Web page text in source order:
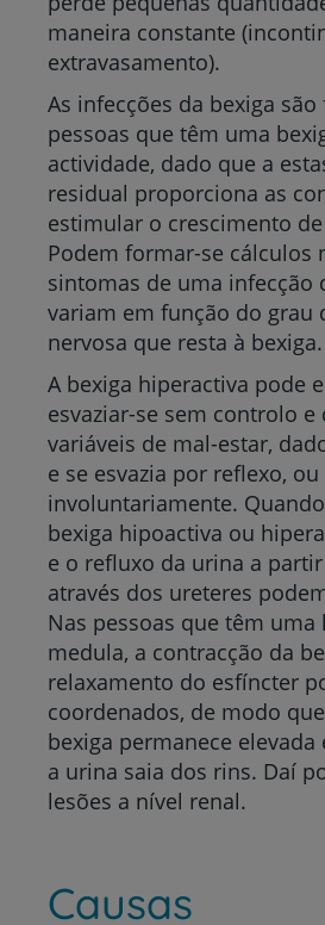
maneira constante
extravasamento).
As infecções da bexiga
pessoas que têm uma
actividade, dado que a
residual proporciona as
estimular o crescimento
Podem formar-se cálculos
sintomas de uma infecção
variam em função do grau
nervosa que resta à bexiga.
A bexiga hiperactiva pode
esvaziar-se sem controlo e
variáveis de mal-estar,
e se esvazia por reflexo, ou
involuntariamente.
bexiga hipoactiva ou
e o refluxo da urina a
através dos ureteres
Nas pessoas que têm uma
medula, a contracção da
relaxamento do esfíncter
coordenados, de modo
bexiga permanece elevada
a urina saia dos rins. Daí
lesões a nível renal.
Causas